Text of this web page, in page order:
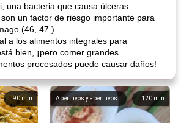
una bacteria que causa úlceras
un factor de riesgo importante para
(46, 47 ).
a los alimentos integrales para
bien, ¡pero comer grandes
procesados ​​puede causar daños!
90 min 120 min
Aperitivos y aperitivos